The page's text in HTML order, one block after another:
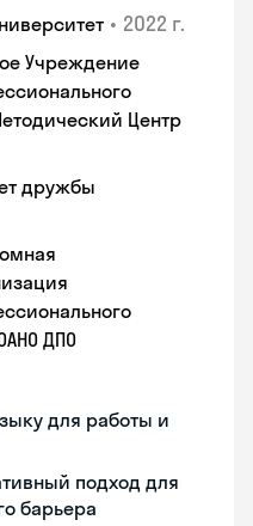
• 2022 г.
Учреждение
Центр
дружбы
ДПО
для работы и
подход для
барьера